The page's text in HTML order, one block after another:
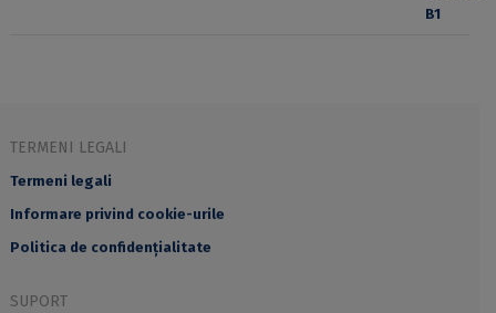
TERMENI LEGALI
Termeni legali
Informare privind cookie-urile
Politica de confidențialitate
SUPORT